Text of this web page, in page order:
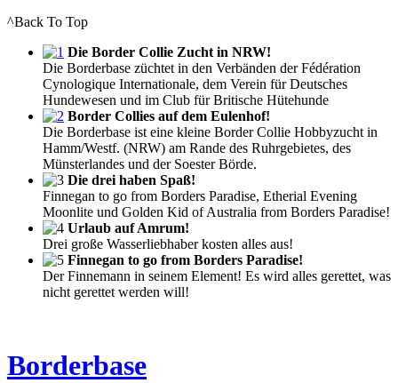
^Back To Top
Die Border Collie Zucht in NRW!
Die Borderbase züchtet in den Verbänden der Fédération
Cynologique Internationale, dem Verein für Deutsches
Hundewesen und im Club für Britische Hütehunde
Border Collies auf dem Eulenhof!
Die Borderbase ist eine kleine Border Collie Hobbyzucht in
Hamm/Westf. (NRW) am Rande des Ruhrgebietes, des
Münsterlandes und der Soester Börde.
Die drei haben Spaß!
Finnegan to go from Borders Paradise, Etherial Evening
Moonlite und Golden Kid of Australia from Borders Paradise!
Urlaub auf Amrum!
Drei große Wasserliebhaber kosten alles aus!
Finnegan to go from Borders Paradise!
Der Finnemann in seinem Element! Es wird alles gerettet, was
nicht gerettet werden will!
Borderbase